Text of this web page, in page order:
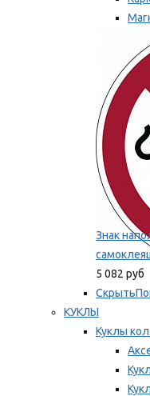
Мы
Знак
5 082 руб
Скрыть
КУКЛЫ
Куклы